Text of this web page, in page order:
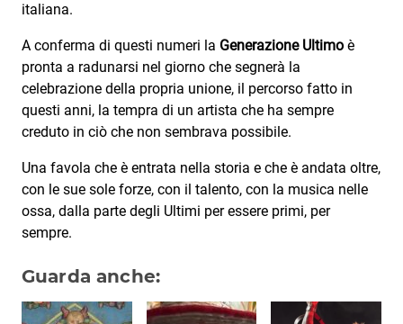
italiana.
A conferma di questi numeri la Generazione Ultimo è
pronta a radunarsi nel giorno che segnerà la
celebrazione della propria unione, il percorso fatto in
questi anni, la tempra di un artista che ha sempre
creduto in ciò che non sembrava possibile.
Una favola che è entrata nella storia e che è andata oltre,
con le sue sole forze, con il talento, con la musica nelle
ossa, dalla parte degli Ultimi per essere primi, per
sempre.
Guarda anche: